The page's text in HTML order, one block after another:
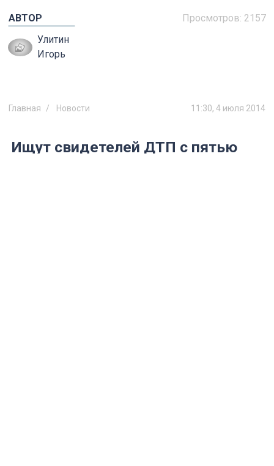
Просмотров: 2157
АВТОР
Улитин
Игорь
Главная Новости 11:30, 4 июля 2014
Ищут свидетелей ДТП с пятью